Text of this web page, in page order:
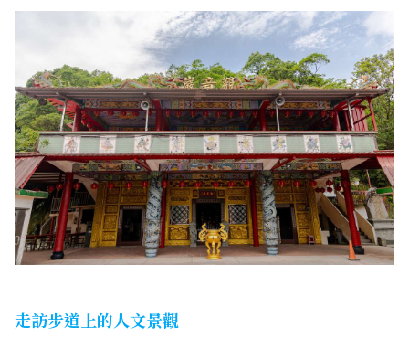
走訪步道上的人文景觀